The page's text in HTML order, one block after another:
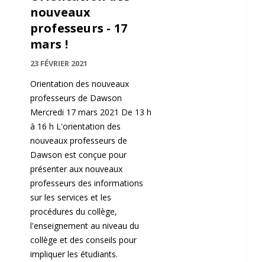
nouveaux
professeurs - 17
mars !
23 FÉVRIER 2021
Orientation des nouveaux
professeurs de Dawson
Mercredi 17 mars 2021 De 13 h
à 16 h L'orientation des
nouveaux professeurs de
Dawson est conçue pour
présenter aux nouveaux
professeurs des informations
sur les services et les
procédures du collège,
l'enseignement au niveau du
collège et des conseils pour
impliquer les étudiants.